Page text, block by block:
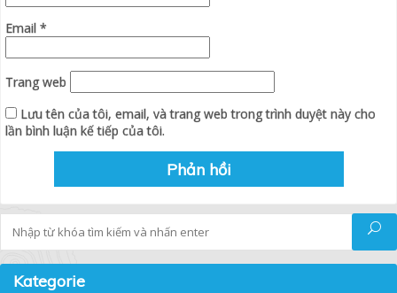
Email *
Trang web
Lưu tên của tôi, email, và trang web trong trình duyệt này cho
lần bình luận kế tiếp của tôi.
Kategorie